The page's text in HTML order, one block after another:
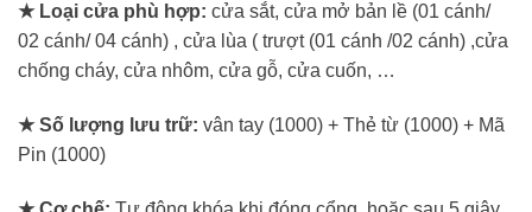
★ Loại cửa phù hợp: cửa sắt, cửa mở bản lề (01 cánh/
02 cánh/ 04 cánh) , cửa lùa ( trượt (01 cánh /02 cánh) ,cửa
chống cháy, cửa nhôm, cửa gỗ, cửa cuốn, …
★ Số lượng lưu trữ: vân tay (1000) + Thẻ từ (1000) + Mã
Pin (1000)